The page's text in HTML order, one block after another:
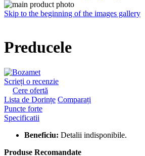
Skip to the beginning of the images gallery
Preducele
Scrieți o recenzie
Cere ofertă
Lista de Dorințe Comparați
Puncte forte
Specificatii
Beneficiu: Detalii indisponibile.
Produse Recomandate